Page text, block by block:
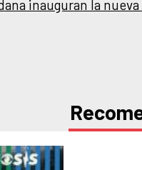
inauguran la